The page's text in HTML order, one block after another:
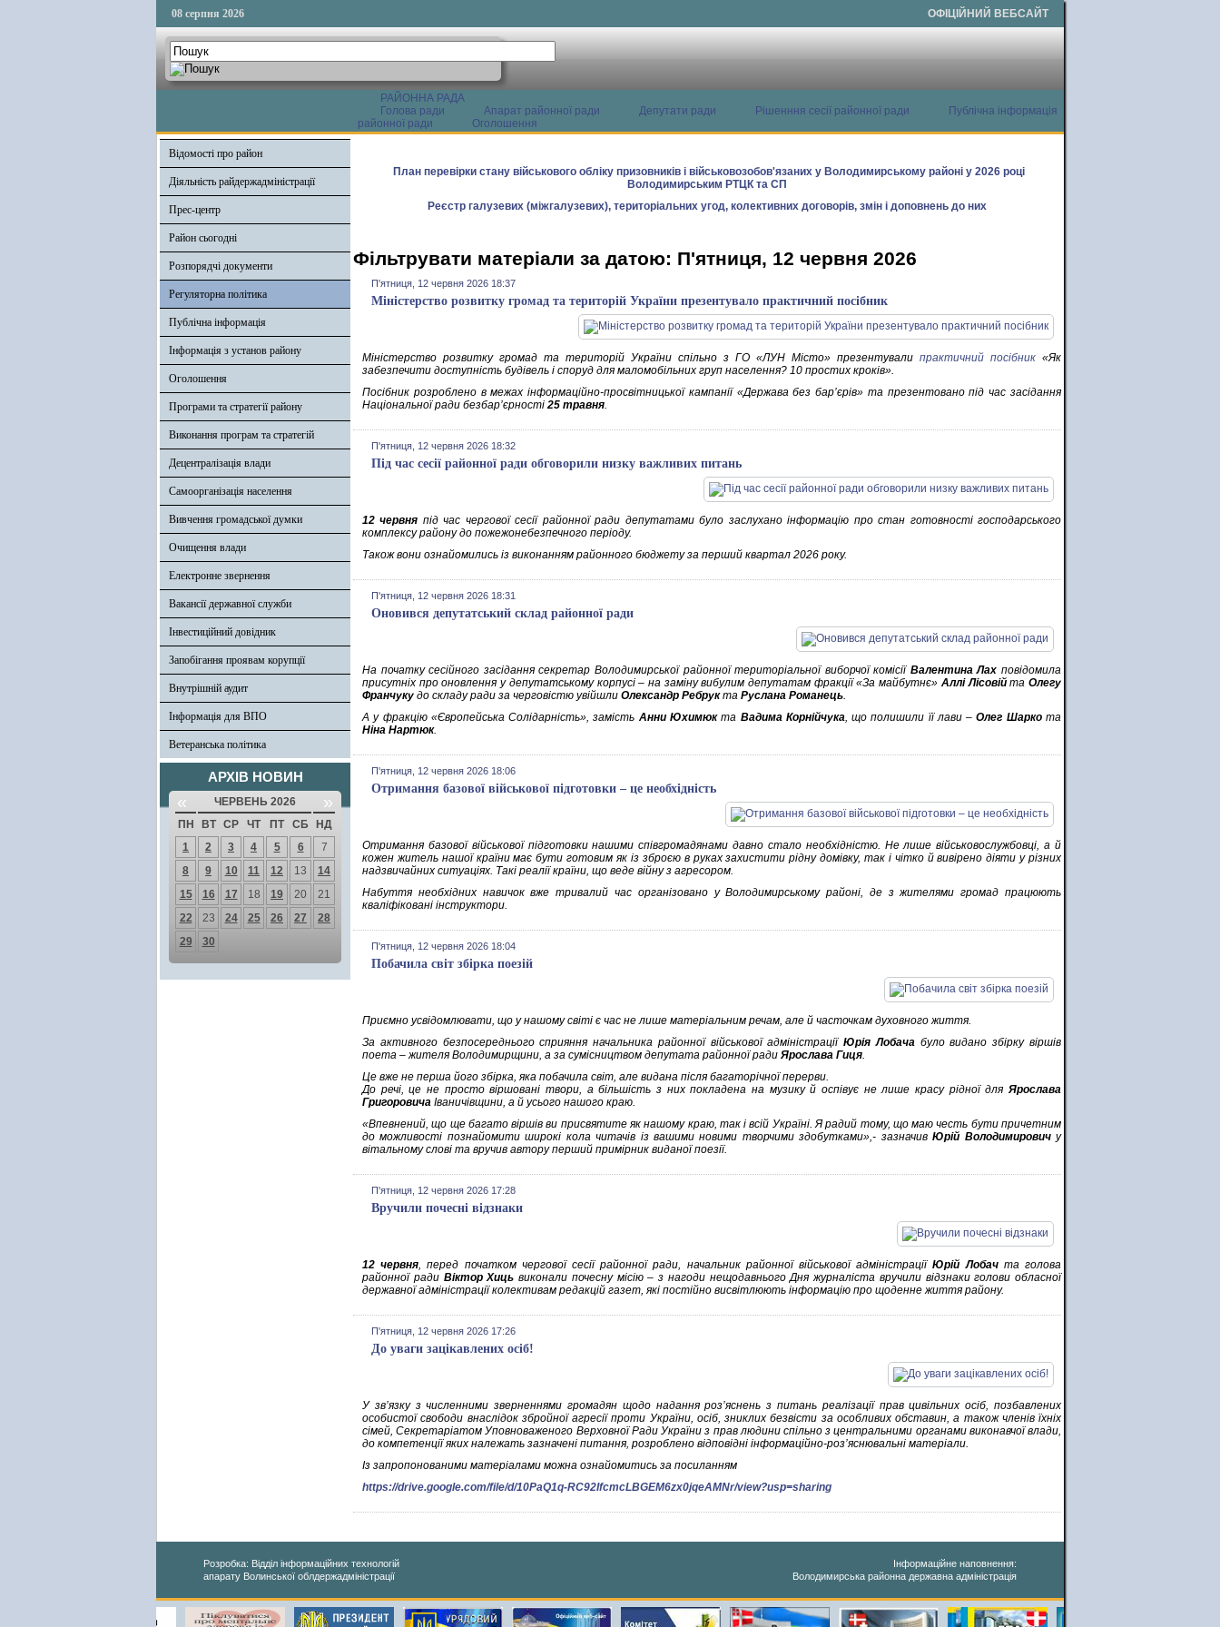
08 серпня 2026 ОФІЦІЙНИЙ ВЕБСАЙТ
РАЙОННА РАДА
Голова ради
Апарат районної ради Депутати ради Рішенння сесії районної ради
Публічна інформація
районної ради
Оголошення
Відомості про район
Діяльність райдержадміністрації
Прес-центр
Район сьогодні
Розпорядчі документи
Регуляторна політика
Публічна інформація
Інформація з установ району
Оголошення
Програми та стратегії району
Виконання програм та стратегій
Децентралізація влади
Самоорганізація населення
Вивчення громадської думки
Очищення влади
Електронне звернення
Вакансії державної служби
Інвестиційний довідник
Запобігання проявам корупції
Внутрішній аудит
Інформація для ВПО
Ветеранська політика
АРХІВ НОВИН
« ЧЕРВЕНЬ 2026 »
ПН ВТ СР ЧТ ПТ СБ
НД
1
2 3 4 5 6
7
8
9 10 11 12 13
14
15
16 17 18 19 20
21
22
23 24 25 26 27
28
29
30
План перевірки стану військового обліку призовників і військовозобов'язаних у Володимирському районі у 2026 році
Володимирським РТЦК та СП
Реєстр галузевих (міжгалузевих), територіальних угод, колективних договорів, змін і доповнень до них
Фільтрувати матеріали за датою: П'ятниця, 12 червня 2026
П'ятниця, 12 червня 2026 18:37
Міністерство розвитку громад та територій України презентувало практичний посібник
Міністерство розвитку громад та територій України спільно з ГО «ЛУН Місто» презентували практичний посібник «Як
забезпечити доступність будівель і споруд для маломобільних груп населення? 10 простих кроків».
Посібник розроблено в межах інформаційно-просвітницької кампанії «Держава без бар’єрів» та презентовано під час засідання
Національної ради безбар’єрності25 травня.
П'ятниця, 12 червня 2026 18:32
Під час сесії районної ради обговорили низку важливих питань
12 червня під час чергової сесії районної ради депутатами було заслухано інформацію про стан готовності господарського
комплексу району до пожежонебезпечного періоду.
Також вони ознайомились із виконанням районного бюджету за перший квартал 2026 року.
П'ятниця, 12 червня 2026 18:31
Оновився депутатський склад районної ради
На початку сесійного засідання секретар Володимирської районної територіальної виборчої комісії Валентина Лах повідомила
присутніх про оновлення у депутатському корпусі – на заміну вибулим депутатам фракції «За майбутнє» Аллі ЛісовійтаОлегу
Франчуку до складу ради за черговістю увійшли Олександр Ребрукта Руслана Романець.
А у фракцію «Європейська Солідарність», замість Анни Юхимюкта Вадима Корнійчука, що полишили її лави –Олег Шаркота
Ніна Нартюк.
П'ятниця, 12 червня 2026 18:06
Отримання базової військової підготовки – це необхідність
Отримання базової військової підготовки нашими співгромадянами давно стало необхідністю. Не лише військовослужбовці, а й
кожен житель нашої країни має бути готовим як із зброєю в руках захистити рідну домівку, так і чітко й вивірено діяти у різних
надзвичайних ситуаціях. Такі реалії країни, що веде війну з агресором.
Набуття необхідних навичок вже тривалий час організовано у Володимирському районі, де з жителями громад працюють
кваліфіковані інструктори.
П'ятниця, 12 червня 2026 18:04
Побачила світ збірка поезій
Приємно усвідомлювати, що у нашому світі є час не лише матеріальним речам, але й часточкам духовного життя.
За активного безпосереднього сприяння начальника районної військової адміністраціїЮрія Лобачабуло видано збірку віршів
поета – жителя Володимирщини, а за сумісництвом депутата районної ради Ярослава Гиця.
Це вже не перша його збірка, яка побачила світ, але видана після багаторічної перерви.
До речі, це не просто віршовані твори, а більшість з них покладена на музику й оспівує не лише красу рідної для Ярослава
Григоровича Іваничівщини, а й усього нашого краю.
«Впевнений, що ще багато віршів ви присвятите як нашому краю, так і всій Україні. Я радий тому, що маю честь бути причетним
до можливості познайомити широкі кола читачів із вашими новими творчими здобутками»,- зазначивЮрій Володимировичу
вітальному слові та вручив автору перший примірник виданої поезії.
П'ятниця, 12 червня 2026 17:28
Вручили почесні відзнаки
12 червня, перед початком чергової сесії районної ради, начальник районної військової адміністраціїЮрій Лобачта голова
районної ради Віктор Хиць виконали почесну місію – з нагоди нещодавнього Дня журналіста вручили відзнаки голови обласної
державної адміністрації колективам редакцій газет, які постійно висвітлюють інформацію про щоденне життя району.
П'ятниця, 12 червня 2026 17:26
До уваги зацікавлених осіб!
У зв’язку з численними зверненнями громадян щодо надання роз’яснень з питань реалізації прав цивільних осіб, позбавлених
особистої свободи внаслідок збройної агресії проти України, осіб, зниклих безвісти за особливих обставин, а також членів їхніх
сімей, Секретаріатом Уповноваженого Верховної Ради України з прав людини спільно з центральними органами виконавчої влади,
до компетенції яких належать зазначені питання, розроблено відповідні інформаційно-роз’яснювальні матеріали.
Із запропонованими матеріалами можна ознайомитись за посиланням
https://drive.google.com/file/d/10PaQ1q-RC92IfcmcLBGEM6zx0jqeAMNr/view?usp=sharing
Розробка: Відділ інформаційних технологій
апарату Волинської облдержадміністрації
Інформаційне наповнення:
Володимирська районна державна адміністрація